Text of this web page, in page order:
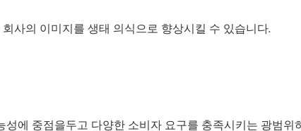
사의 이미지를 생태 의식으로 향상시킬 수 있습니다.
에 중점을두고 다양한 소비자 요구를 충족시키는 광범위